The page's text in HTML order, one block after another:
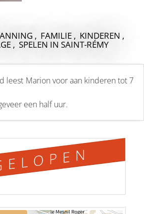
, FAMILIE , KINDEREN ,
, SPELEN IN SAINT-RÉMY
leest Marion voor aan kinderen tot 7
een half uur.